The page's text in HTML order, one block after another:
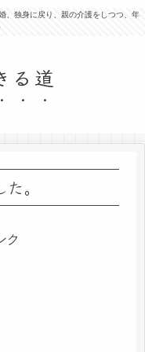
、独身に戻り、親の介護をしつつ、年
る道
。
ク